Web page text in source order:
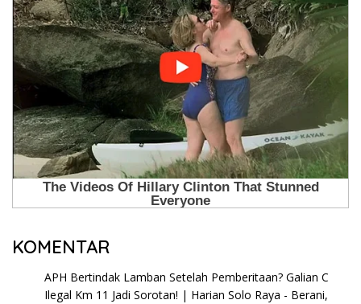
KOMENTAR
APH Bertindak Lamban Setelah Pemberitaan? Galian C
Ilegal Km 11 Jadi Sorotan! | Harian Solo Raya - Berani,